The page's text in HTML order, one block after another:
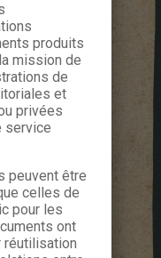
produits
mission de
de
et
privées
service
peuvent être
celles de
pour les
ont
réutilisation